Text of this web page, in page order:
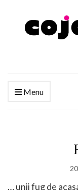
Menu
… unii fug de